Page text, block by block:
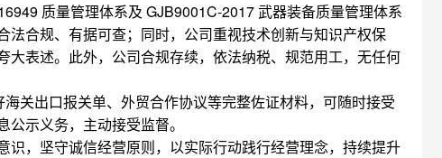
质量管理体系及 GJB9001C-2017 武器装备质量管理体系
合规、有据可查；同时，公司重视技术创新与知识产权保
表述。此外，公司合规存续，依法纳税、规范用工，无任何
关出口报关单、外贸合作协议等完整佐证材料，可随时接受
示义务，主动接受监督。
，坚守诚信经营原则，以实际行动践行经营理念，持续提升